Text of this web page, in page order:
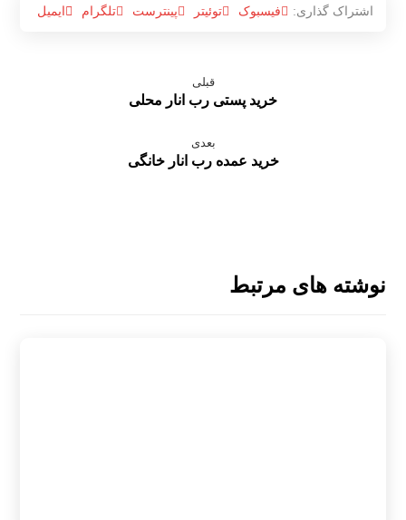
فیسبوک توئیتر پینترست تلگرام ایمیل
قبلی
خرید پستی رب انار محلی
بعدی
خرید عمده رب انار خانگی
نوشته های مرتبط